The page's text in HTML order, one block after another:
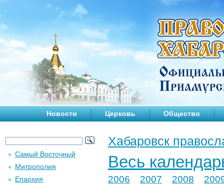
Новости Церковь Общество
Хабаровск
Весь
2006 2007 2008
Самый Восточный
Митрополия
Епархия